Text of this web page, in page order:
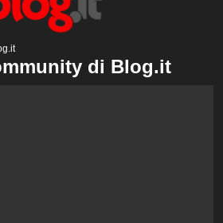
di Blog.it